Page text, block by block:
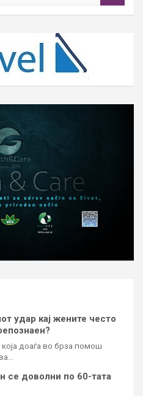
удар кај жените често
доаѓа во брза помош
се доволни по 60-тата